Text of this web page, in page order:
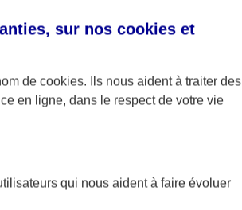
sur nos cookies et
de cookies. Ils nous aident à traiter des
en ligne, dans le respect de votre vie
qui nous aident à faire évoluer